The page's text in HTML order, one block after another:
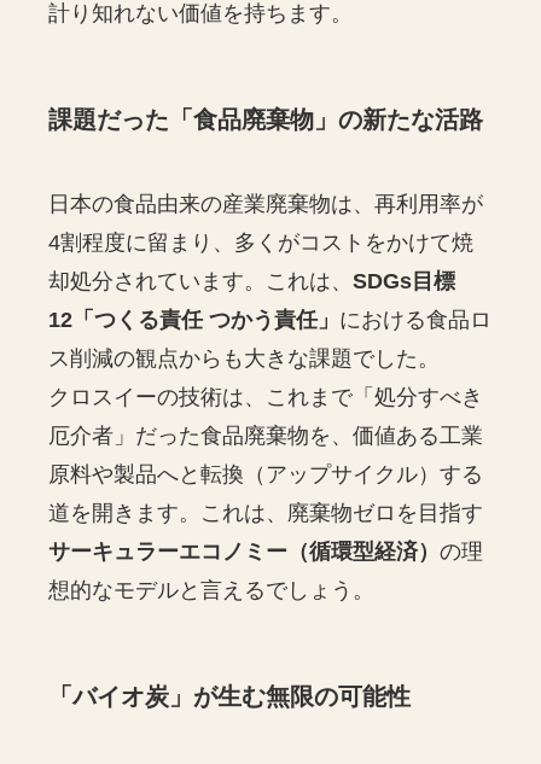
計り知れない価値を持ちます。
課題だった「食品廃棄物」の新たな活路
日本の食品由来の産業廃棄物は、再利用率が
4割程度に留まり、多くがコストをかけて焼
却処分されています。これは、SDGs目標
12「つくる責任 つかう責任」 における食品ロ
ス削減の観点からも大きな課題でした。
クロスイーの技術は、これまで「処分すべき
厄介者」だった食品廃棄物を、価値ある工業
原料や製品へと転換（アップサイクル）する
道を開きます。これは、廃棄物ゼロを目指す
サーキュラーエコノミー（循環型経済）の理
想的なモデルと言えるでしょう。
「バイオ炭」が生む無限の可能性